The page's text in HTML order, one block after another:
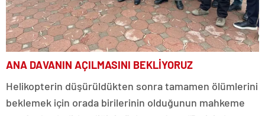
ANA DAVANIN AÇILMASINI BEKLİYORUZ
Helikopterin düşürüldükten sonra tamamen ölümlerini
beklemek için orada birilerinin olduğunun mahkeme